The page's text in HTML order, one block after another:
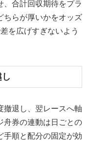
、合計回収期待をプラ
ちらが厚いかをオッズ
を広げすぎないよう
撤退し、翌レースへ軸
舟券の連動は日ごとの
手順と配分の固定が効